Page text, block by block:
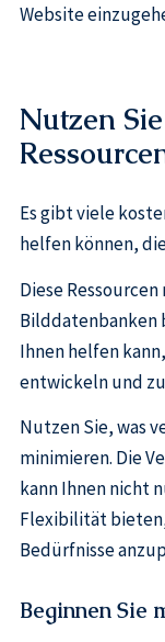
Website
Nutzen
Es gibt viele
helfen können,
Diese
Bilddatenbanken
Ihnen helfen
entwickeln und
Nutzen Sie, was
minimieren. Die
kann Ihnen nicht
Flexibilität
Bedürfnisse
Beginnen Sie